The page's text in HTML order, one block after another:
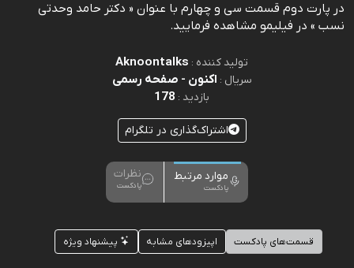
در پارت دوم قسمت سی و چهارم با عنوان « دکتر حامد وحدتی
نسب » در فیلیمو مشاهده فرمایید.
تولید کننده : Aknoontalks
سریال : اکنون - صفحه رسمی
بازدید : 178
اشتراک‌گذاری در تلگرام
موارد مرتبط
پادکست
نظرات
پادکست
قسمت‌های پادکست اپیزودهای مشابه پیشنهاد ویژه